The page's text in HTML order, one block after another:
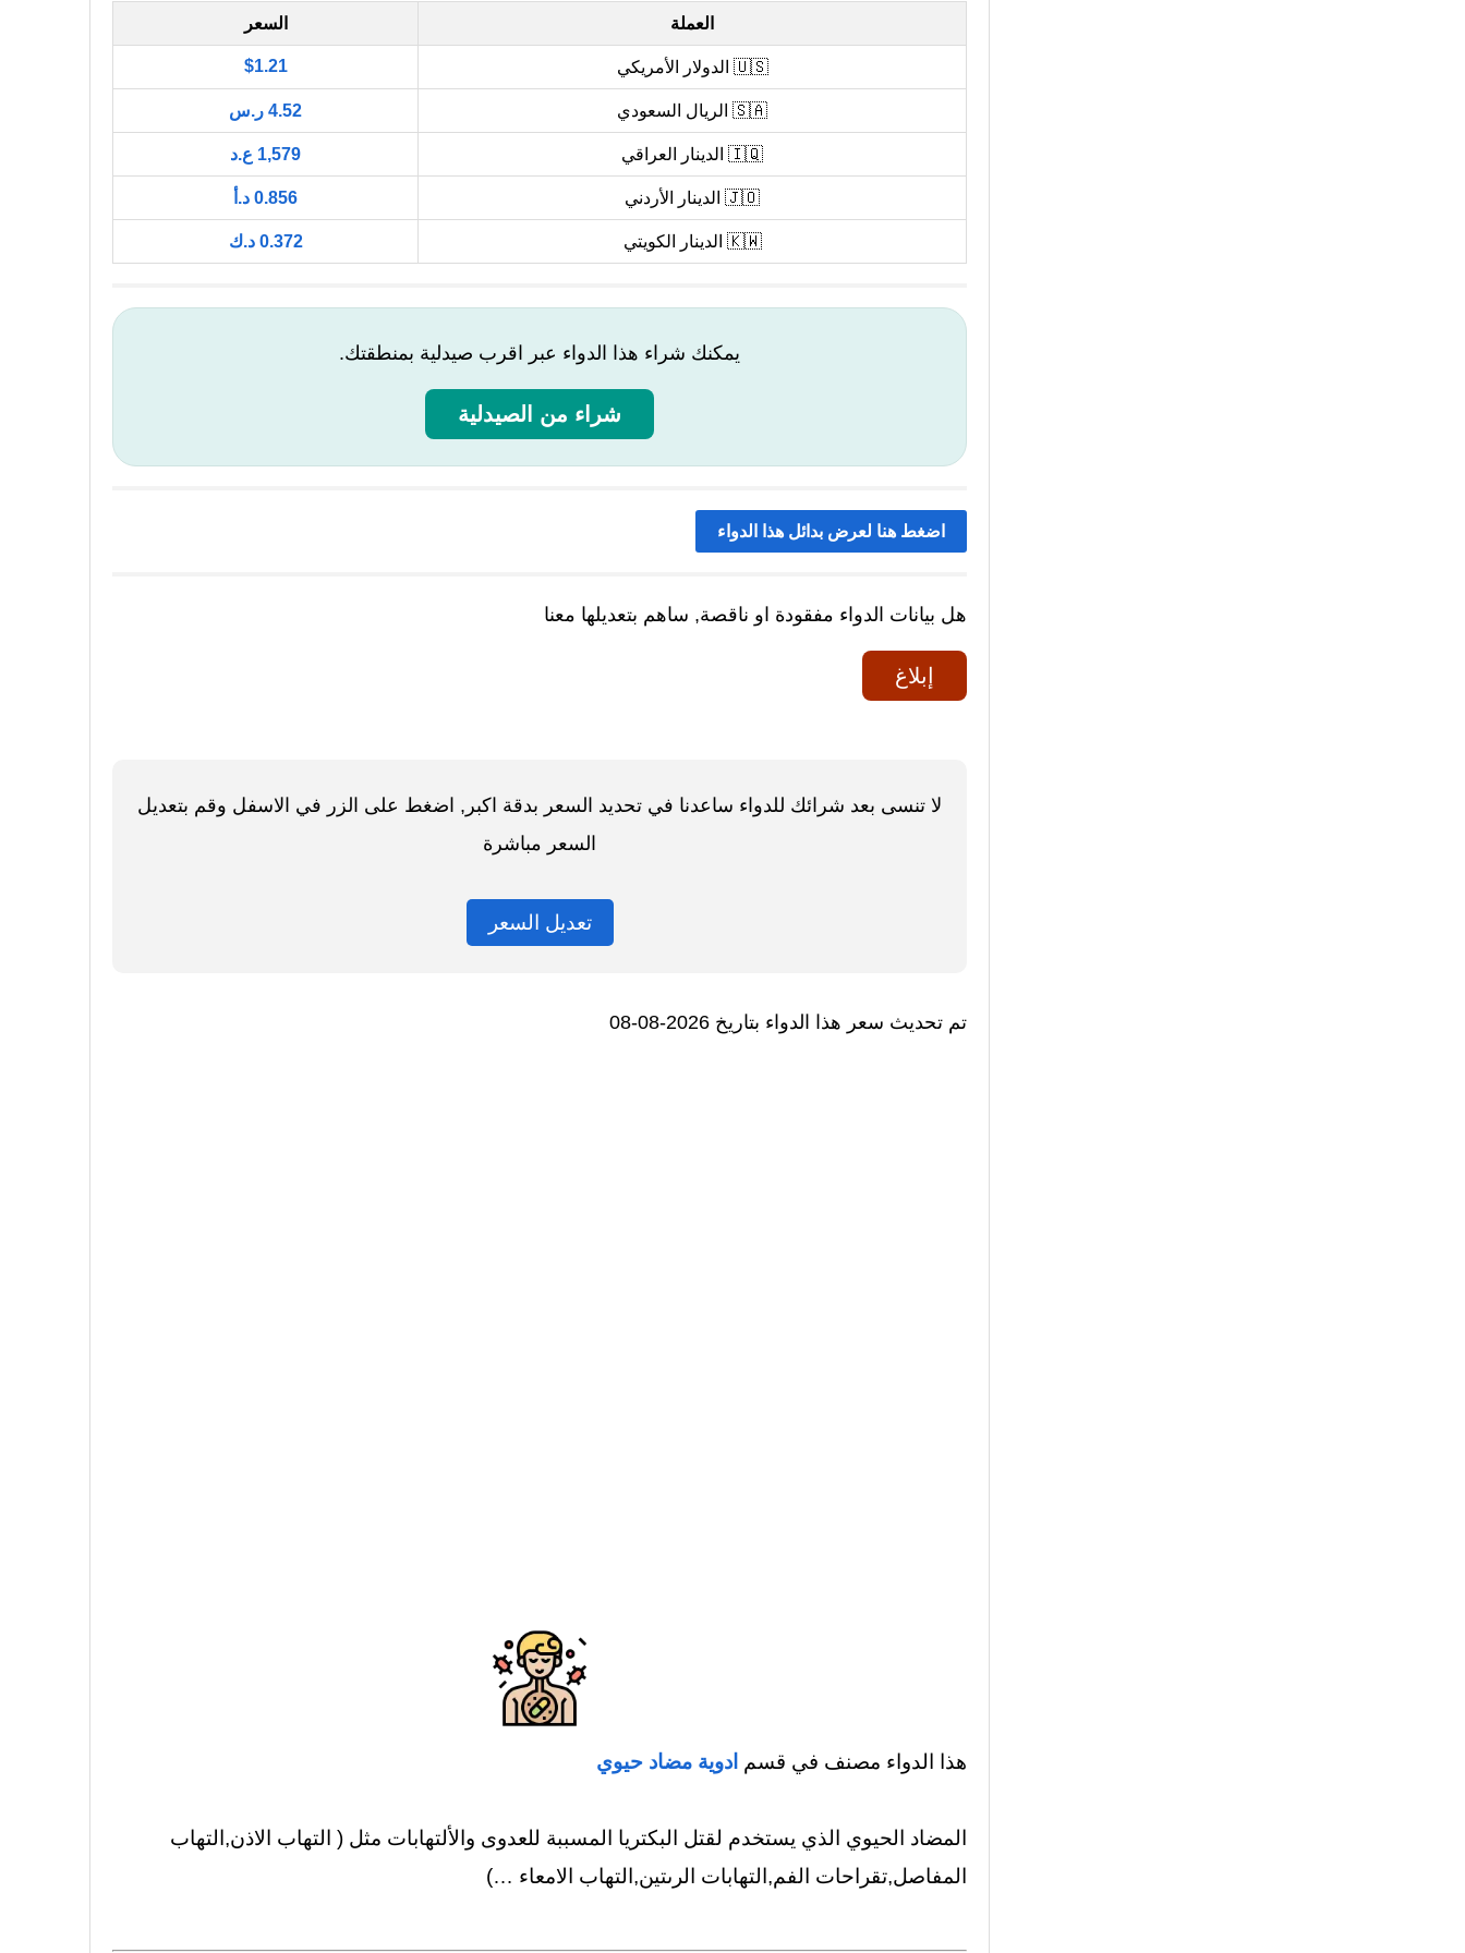
العملة السعر
🇺🇸 الدولار الأمريكي $1.21
🇸🇦 الريال السعودي 4.52 ر.س
🇮🇶 الدينار العراقي 1,579 ع.د
🇯🇴 الدينار الأردني 0.856 د.أ
🇰🇼 الدينار الكويتي 0.372 د.ك
يمكنك شراء هذا الدواء عبر اقرب صيدلية بمنطقتك.
شراء من الصيدلية
اضغط هنا لعرض بدائل هذا الدواء
هل بيانات الدواء مفقودة او ناقصة, ساهم بتعديلها معنا
إبلاغ
لا تنسى بعد شرائك للدواء ساعدنا في تحديد السعر بدقة اكبر, اضغط على الزر في الاسفل وقم بتعديل
السعر مباشرة
تعديل السعر
تم تحديث سعر هذا الدواء بتاريخ 2026-08-08
هذا الدواء مصنف في قسم ادوية مضاد حيوي
المضاد الحيوي الذي يستخدم لقتل البكتريا المسببة للعدوى والألتهابات مثل ( التهاب الاذن,التهاب
المفاصل,تقراحات الفم,التهابات الرىتين,التهاب الامعاء …)